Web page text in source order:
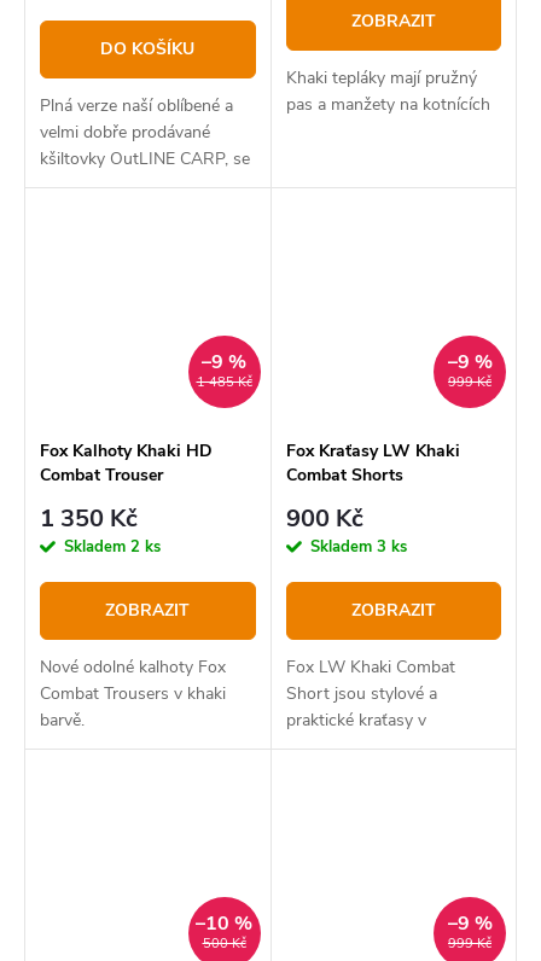
DO KOŠÍKU
Plná verze naší oblíbené a
velmi dobře prodávané
kšiltovky OutLINE CARP, se
kterou naplno projevíte svoji
ZOBRAZIT
Khaki tepláky mají pružný
pas a manžety na kotnících
1 485 Kč
–9 %
Fox Kalhoty Khaki HD
Combat Trouser
1 350 Kč
Skladem 2 ks
ZOBRAZIT
Nové odolné kalhoty Fox
Combat Trousers v khaki
barvě.
999 Kč
–9 %
Fox Kraťasy LW Khaki
Combat Shorts
900 Kč
Skladem 3 ks
ZOBRAZIT
Fox LW Khaki Combat
Short jsou stylové a
praktické kraťasy v
přírodním odstínu khaki ,
500 Kč
–10 %
999 Kč
–9 %